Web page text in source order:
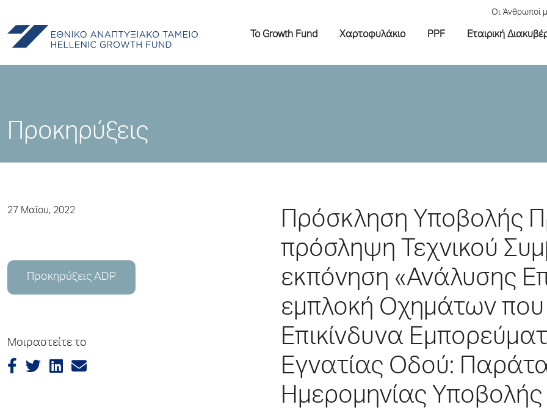
Οι Άνθρωποί
Το Growth Fund Χαρτοφυλάκιο PPF Εταιρική
Προκηρύξεις
27 Μαΐου, 2022
Προκηρύξεις ADP
Μοιραστείτε το
Πρόσκληση Υποβολής
πρόσληψη Τεχνικού
εκπόνηση «Ανάλυσης
εμπλοκή Οχημάτων
Επικίνδυνα
Εγνατίας Οδού:
Ημερομηνίας